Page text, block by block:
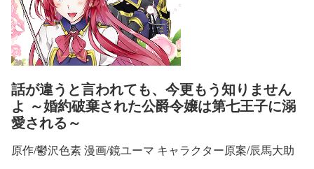
話が違うと言われても、今更もう知りません
よ ～婚約破棄された公爵令嬢は第七王子に溺
愛される～
原作/鬱沢色素 漫画/鏡ユーマ キャラクター原案/辰馬大助